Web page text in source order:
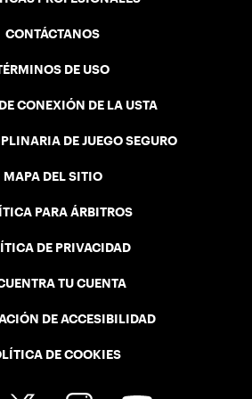
CONTÁCTANOS
DE USO
CONEXIÓN DE LA USTA
DE JUEGO SEGURO
MAPA DEL SITIO
PARA ÁRBITROS
DE PRIVACIDAD
TU CUENTA
DE ACCESIBILIDAD
DE COOKIES